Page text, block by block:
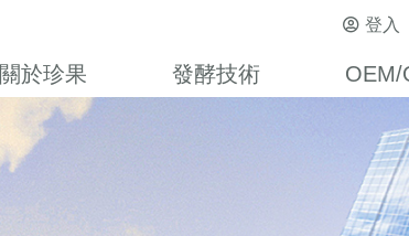
登入
關於珍果 發酵技術 OEM/